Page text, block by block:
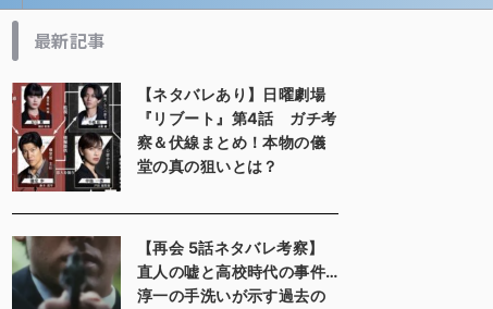
最新記事
【ネタバレあり】日曜劇場
『リブート』第4話 ガチ考
察＆伏線まとめ！本物の儀
堂の真の狙いとは？
【再会 5話ネタバレ考察】
直人の嘘と高校時代の事件…
淳一の手洗いが示す過去の